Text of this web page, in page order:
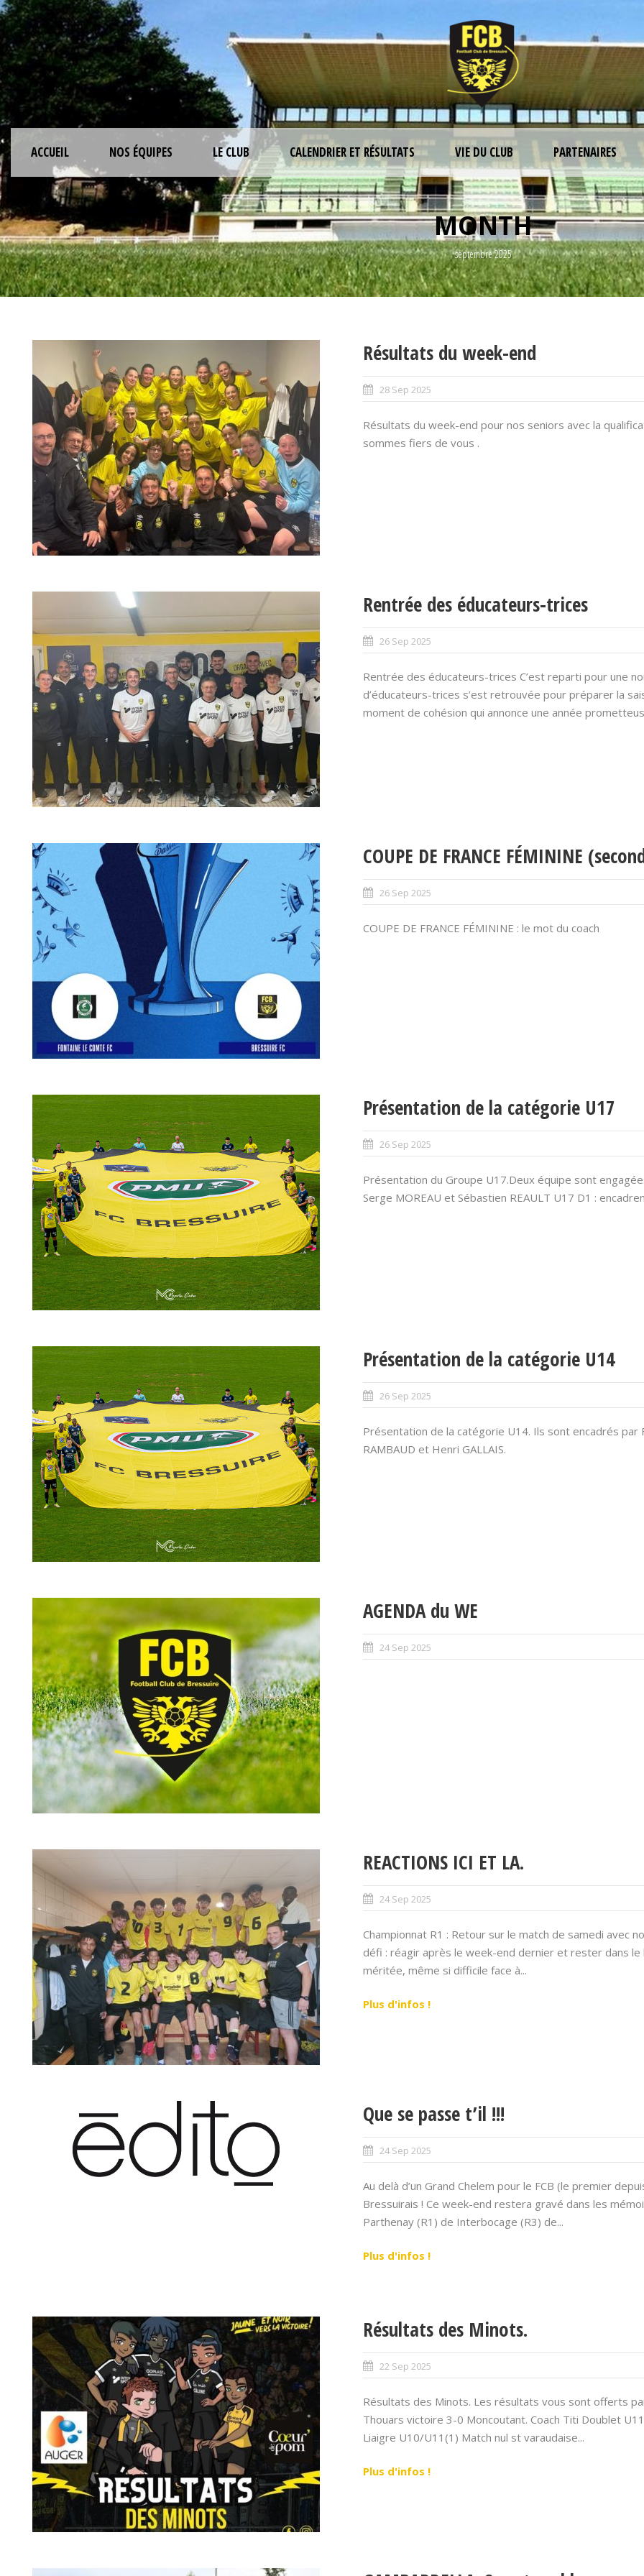
ACCUEIL NOS ÉQUIPES LE CLUB CALENDRIER ET RÉSULTATS VIE DU CLUB PARTENAIRES
MONTH
septembre 2025
Résultats du week-end
28 Sep 2025
Résultats du week-end pour nos seniors avec la
sommes fiers de vous .
Rentrée des éducateurs-trices
26 Sep 2025
Rentrée des éducateurs-trices C’est reparti pour une
d’éducateurs-trices s’est retrouvée pour préparer la
moment de cohésion qui annonce une année
COUPE DE FRANCE FÉMININE
26 Sep 2025
COUPE DE FRANCE FÉMININE : le mot du coach
Présentation de la catégorie U17
26 Sep 2025
Présentation du Groupe U17.Deux équipe sont
Serge MOREAU et Sébastien REAULT U17 D1 :
Présentation de la catégorie U14
26 Sep 2025
Présentation de la catégorie U14. Ils sont encadrés par
RAMBAUD et Henri GALLAIS.
AGENDA du WE
24 Sep 2025
REACTIONS ICI ET LA.
24 Sep 2025
Championnat R1 : Retour sur le match de samedi avec
défi : réagir après le week-end dernier et rester dans
méritée, même si difficile face à...
Plus d'infos !
Que se passe t’il !!!
24 Sep 2025
Au delà d’un Grand Chelem pour le FCB (le premier
Bressuirais ! Ce week-end restera gravé dans les
Parthenay (R1) de Interbocage (R3) de...
Plus d'infos !
Résultats des Minots.
22 Sep 2025
Résultats des Minots. Les résultats vous sont offerts
Thouars victoire 3-0 Moncoutant. Coach Titi Doublet
Liaigre U10/U11(1) Match nul st varaudaise...
Plus d'infos !